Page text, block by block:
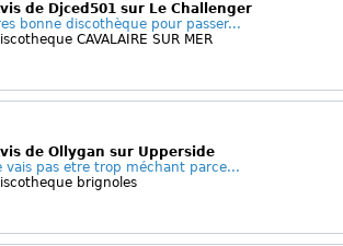
de Djced501 sur Le Challenger
bonne discothèque pour passer...
CAVALAIRE SUR MER
de Ollygan sur Upperside
vais pas etre trop méchant parce...
brignoles